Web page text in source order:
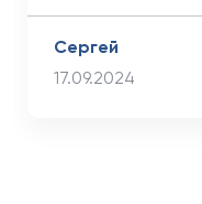
Сергей
17.09.2024